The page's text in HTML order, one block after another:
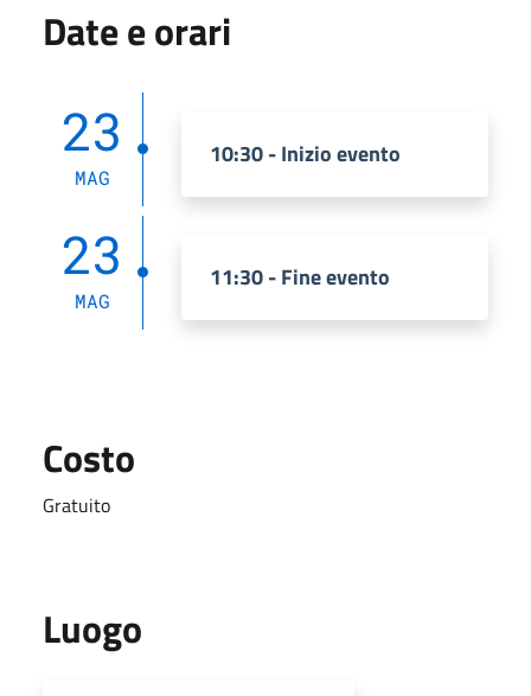
Date e orari
23
MAG
10:30 - Inizio evento
23
MAG
11:30 - Fine evento
Costo
Gratuito
Luogo